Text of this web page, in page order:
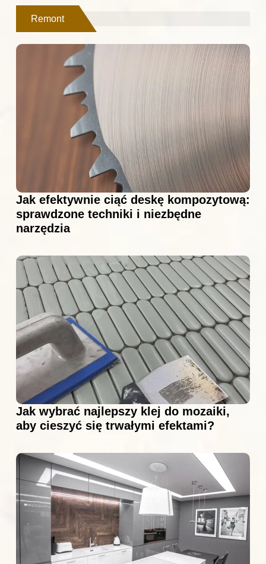
Remont
Jak efektywnie ciąć deskę kompozytową:
sprawdzone techniki i niezbędne
narzędzia
Jak wybrać najlepszy klej do mozaiki,
aby cieszyć się trwałymi efektami?